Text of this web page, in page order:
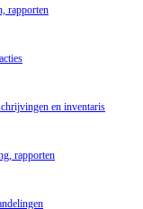
rapporten
en inventaris
rapporten